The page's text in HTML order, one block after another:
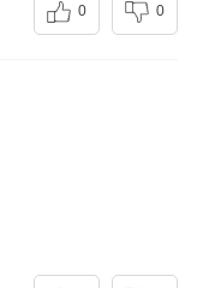
0 0